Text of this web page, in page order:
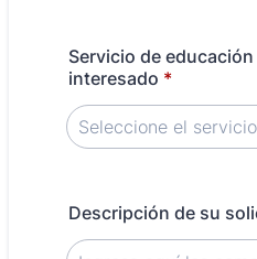
Servicio de
interesado *
Descripción de su